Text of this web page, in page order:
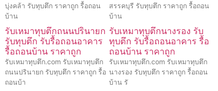
บุ่งคล้า รับทุบตึก ราคาถูก รื้อถอน
บ้าน
สรรคบุรี รับทุบตึก ราคาถูก รื้อถอน
บ้าน
รับเหมาทุบตึกถนนปรินายก
รับทุบตึก รับรื้อถอนอาคาร
รื้อถอนบ้าน ราคาถูก
รับเหมาทุบตึก.com รับเหมาทุบตึก
ถนนปรินายก รับทุบตึก ราคาถูก รื้อ
ถอนบ้า
รับเหมาทุบตึกนางรอง รับ
ทุบตึก รับรื้อถอนอาคาร รื้อ
ถอนบ้าน ราคาถูก
รับเหมาทุบตึก.com รับเหมาทุบตึก
นางรอง รับทุบตึก ราคาถูก รื้อถอน
บ้าน รั